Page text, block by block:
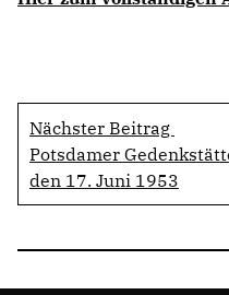
Nächster Beitrag
Potsdamer
den 17. Juni 1953